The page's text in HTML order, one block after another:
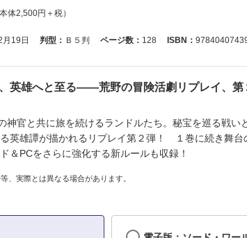
体2,500円＋税）
19日 判型： Ｂ５判 ページ数： 128 ISBN：
英雄へと至る――荒野の冒険活劇リプレイ、第
神官と共に旅を続けるランドルたち。秘宝を巡る戦い
英雄譚が描かれるリプレイ第２弾！ １巻に続き舞台
＆PCをさらに強化する新ルールも収録！
、実際とは異なる場合があります。